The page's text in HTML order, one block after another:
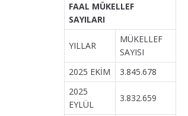
FAAL MÜKELLEF
SAYILARI
YILLAR
MÜKELLEF
SAYISI
2025 EKİM
3.845.678
2025
EYLÜL
3.832.659